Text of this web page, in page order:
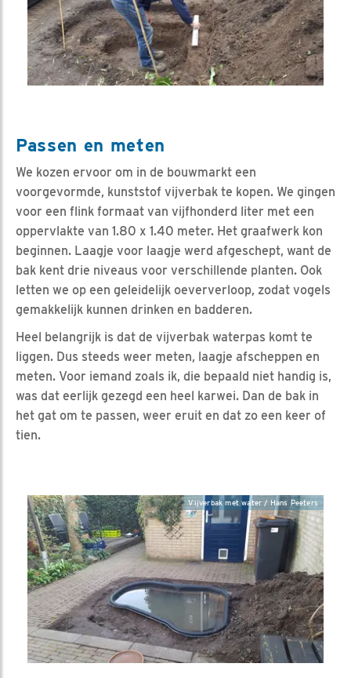
Passen en meten
We kozen ervoor om in de bouwmarkt een
voorgevormde, kunststof vijverbak te kopen. We gingen
voor een flink formaat van vijfhonderd liter met een
oppervlakte van 1.80 x 1.40 meter. Het graafwerk kon
beginnen. Laagje voor laagje werd afgeschept, want de
bak kent drie niveaus voor verschillende planten. Ook
letten we op een geleidelijk oeververloop, zodat vogels
gemakkelijk kunnen drinken en badderen.
Heel belangrijk is dat de vijverbak waterpas komt te
liggen. Dus steeds weer meten, laagje afscheppen en
meten. Voor iemand zoals ik, die bepaald niet handig is,
was dat eerlijk gezegd een heel karwei. Dan de bak in
het gat om te passen, weer eruit en dat zo een keer of
tien.
Vijverbak met water / Hans Peeters